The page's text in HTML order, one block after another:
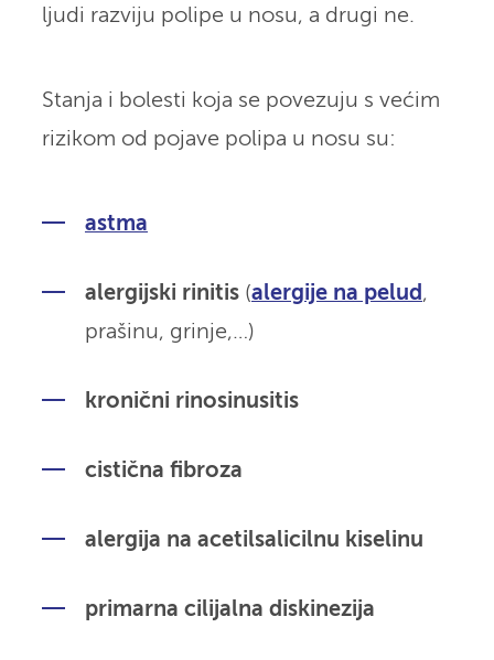
ljudi razviju polipe u nosu, a drugi ne.
Stanja i bolesti koja se povezuju s većim
rizikom od pojave polipa u nosu su:
astma
alergijski rinitis(alergije na pelud ,
prašinu, grinje,…)
kronični rinosinusitis
cistična fibroza
alergija na acetilsalicilnu kiselinu
primarna cilijalna diskinezija